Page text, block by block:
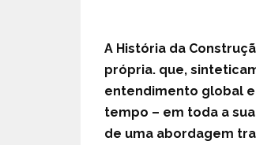
A História da
própria. que,
entendimento global
tempo – em toda a
de uma abordagem